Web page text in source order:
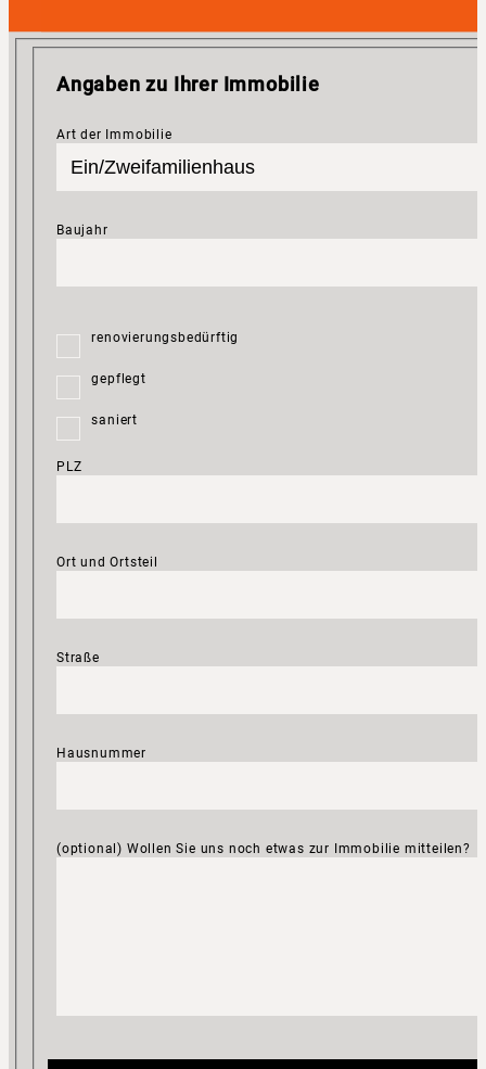
Angaben zu Ihrer Immobilie
Art der Immobilie
Baujahr
renovierungsbedürftig
gepflegt
saniert
PLZ
Ort und Ortsteil
Straße
Hausnummer
(optional) Wollen Sie uns noch etwas zur Immobilie mitteilen?